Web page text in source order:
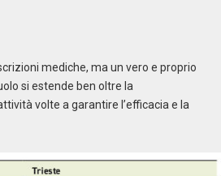
mediche, ma un vero e proprio
si estende ben oltre la
volte a garantire l’efficacia e la